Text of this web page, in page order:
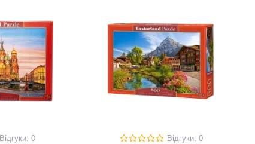
Відгуки: 0 Відгуки: 0